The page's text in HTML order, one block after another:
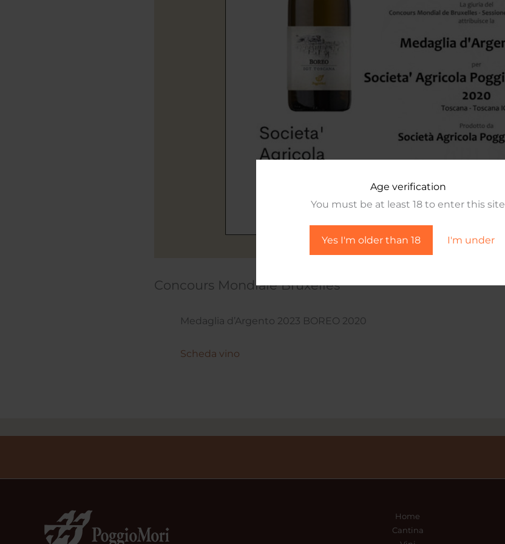
Age verification
You must be at least 18 to enter this site
Yes I'm older than 18 I'm under
Concours Mondiale Bruxelles
Medaglia d’Argento 2023 BOREO 2020
Scheda vino
Home
Cantina